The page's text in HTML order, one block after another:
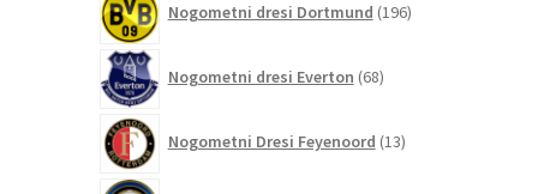
Nogometni dresi Dortmund 196izdelkov
Nogometni dresi Everton 68izdelkov
Nogometni Dresi Feyenoord 13izdelkov